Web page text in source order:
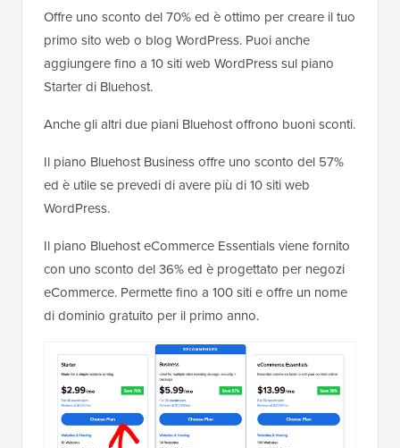
Offre uno sconto del 70% ed è ottimo per creare il tuo
primo sito web o blog WordPress. Puoi anche
aggiungere fino a 10 siti web WordPress sul piano
Starter di Bluehost.
Anche gli altri due piani Bluehost offrono buoni sconti.
Il piano Bluehost Business offre uno sconto del 57%
ed è utile se prevedi di avere più di 10 siti web
WordPress.
Il piano Bluehost eCommerce Essentials viene fornito
con uno sconto del 36% ed è progettato per negozi
eCommerce. Permette fino a 100 siti e offre un nome
di dominio gratuito per il primo anno.